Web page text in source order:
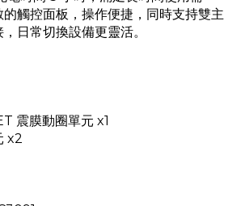
觸控面板，操作便捷，同時支持雙主
日常切換設備更靈活。
震膜動圈單元 x1
x2